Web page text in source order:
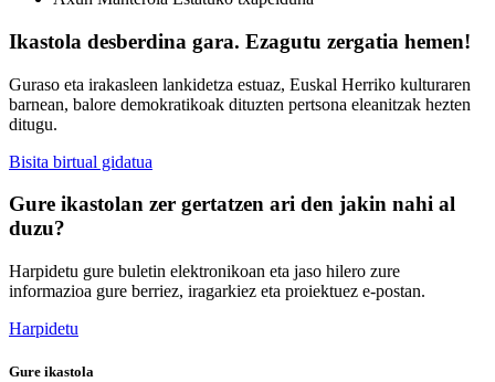
Ikastola desberdina gara. Ezagutu zergatia hemen!
Guraso eta irakasleen lankidetza estuaz, Euskal Herriko kulturaren
barnean, balore demokratikoak dituzten pertsona eleanitzak hezten
ditugu.
Bisita birtual gidatua
Gure ikastolan zer gertatzen ari den jakin nahi al
duzu?
Harpidetu gure buletin elektronikoan eta jaso hilero zure
informazioa gure berriez, iragarkiez eta proiektuez e-postan.
Harpidetu
Gure ikastola